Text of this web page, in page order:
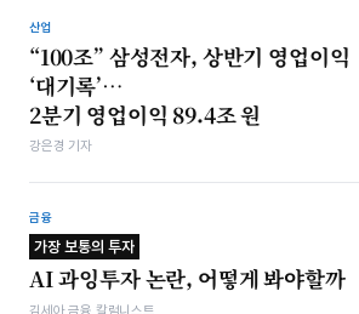
산업
“100조” 삼성전자, 상반기 영업이익
‘대기록’…
2분기 영업이익 89.4조 원
강은경 기자
금융
가장 보통의 투자
AI 과잉투자 논란, 어떻게 봐야할까
김세아 금융 칼럼니스트